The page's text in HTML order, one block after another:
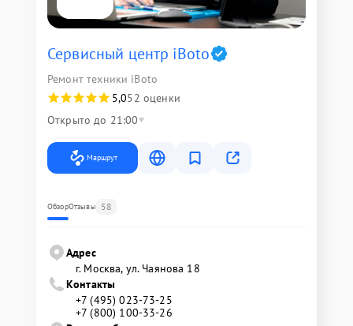
Сервисный центр iBoto
Ремонт техники iBoto
5,052 оценки
Открыто до 21:00
Маршрут
ОбзорОтзывы 58
Адрес
г. Москва, ул. Чаянова 18
Контакты
+7 (495) 023-73-25
+7 (800) 100-33-26